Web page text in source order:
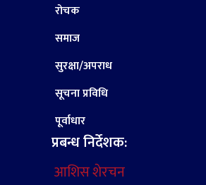
रोचक
समाज
सुरक्षा/अपराध
सूचना प्रविधि
पूर्वाधार
प्रबन्ध निर्देशक:
आशिस शेरचन